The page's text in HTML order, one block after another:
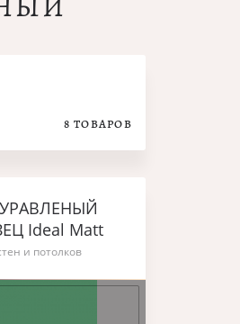
8 ТОВАРОВ
Ideal Matt
и потолков